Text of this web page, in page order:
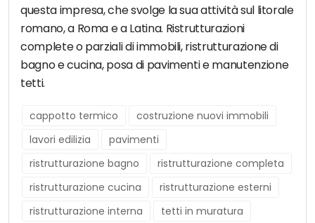
questa impresa, che svolge la sua attività sul litorale
romano, a Roma e a Latina. Ristrutturazioni
complete o parziali di immobili, ristrutturazione di
bagno e cucina, posa di pavimenti e manutenzione
tetti.
cappotto termico
costruzione nuovi immobili
lavori edilizia
pavimenti
ristrutturazione bagno
ristrutturazione completa
ristrutturazione cucina
ristrutturazione esterni
ristrutturazione interna
tetti in muratura